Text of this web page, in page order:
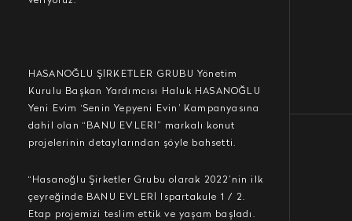
HASANOĞLU ŞİRKETLER GRUBU Yönetim
Kurulu Başkan Yardımcısı Haluk HASANOĞLU
Yeni Evim ‘Senin Yepyeni Evin’ Kampanyasına
dahil olan “BANU EVLERİ” markalı konut
projelerinin detaylarından şöyle bahsetti.
“Hasanoğlu Şirketler Grubu olarak 2022’nin ilk
çeyreğinde BANU EVLERİ Ispartakule 1 / 2.
Etap projemizi teslim ettik ve yaşam başladı.